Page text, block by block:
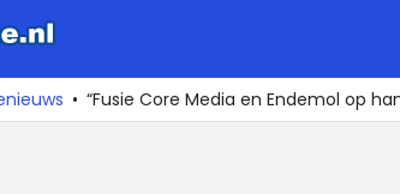
“Fusie Core Media en Endemol op